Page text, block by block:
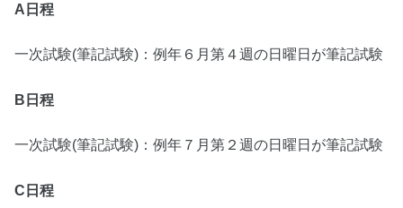
A日程
一次試験(筆記試験)：例年６月第４週の日曜日が筆記試験
B日程
一次試験(筆記試験)：例年７月第２週の日曜日が筆記試験
C日程